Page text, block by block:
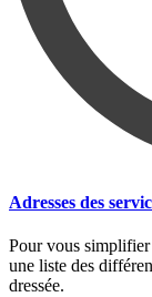
Adresses des
Pour vous simplifier
une liste des
dressée.